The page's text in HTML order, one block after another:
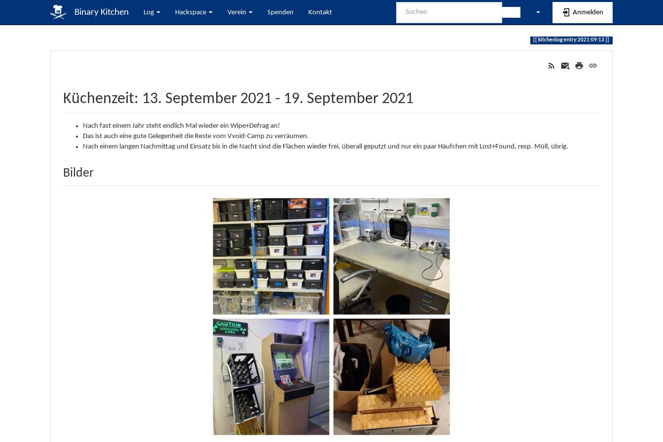
Binary Kitchen Log Hackspace Verein Spenden Kontakt Anmelden
kitchenlog:entry:2021:09:13
Küchenzeit: 13. September 2021 - 19. September 2021
Nach fast einem Jahr steht endlich Mal wieder ein Wipe+Defrag an!
Das ist auch eine gute Gelegenheit die Reste vom Vvoid-Camp zu verräumen.
Nach einem langen Nachmittag und Einsatz bis in die Nacht sind die Flächen wieder frei, überall geputzt und nur ein paar Häufchen mit Lost+Found, resp. Müll, übrig.
Bilder